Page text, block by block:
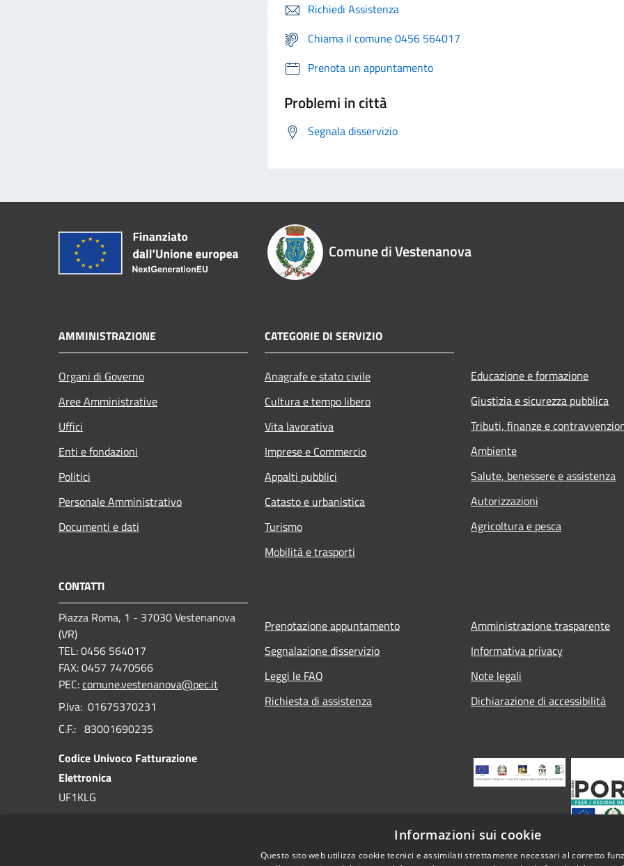
Richiedi Assistenza
Chiama il comune 0456 564017
Prenota un appuntamento
Problemi in città
Segnala disservizio
Comune di Vestenanova
AMMINISTRAZIONE
Organi di Governo
Aree Amministrative
Uffici
Enti e fondazioni
Politici
Personale Amministrativo
Documenti e dati
CATEGORIE DI SERVIZIO
Anagrafe e stato civile
Cultura e tempo libero
Vita lavorativa
Imprese e Commercio
Appalti pubblici
Catasto e urbanistica
Turismo
Mobilità e trasporti
Educazione e formazione
Giustizia e sicurezza pubblica
Tributi, finanze e
Ambiente
Salute, benessere e assistenza
Autorizzazioni
Agricoltura e pesca
CONTATTI
Piazza Roma, 1 - 37030 Vestenanova
(VR)
TEL: 0456 564017
FAX: 0457 7470566
PEC:comune.vestenanova@pec.it
P.Iva: 01675370231
C.F.: 83001690235
Codice Univoco Fatturazione
Elettronica
UF1KLG
Prenotazione appuntamento
Segnalazione disservizio
Leggi le FAQ
Richiesta di assistenza
Amministrazione trasparente
Informativa privacy
Note legali
Dichiarazione di accessibilità
Informazioni sui cookie
Questo sito web utilizza cookie tecnici e assimilati strettamente necessari al corretto